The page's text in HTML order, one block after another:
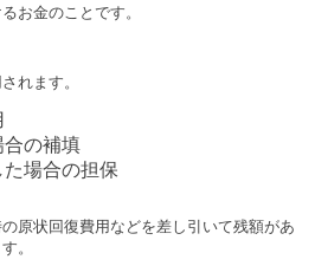
お金のことです。
れます。
の補填
場合の担保
原状回復費用などを差し引いて残額があ
。